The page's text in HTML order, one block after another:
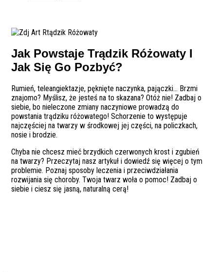
Jak Powstaje Trądzik Różowaty I
Jak Się Go Pozbyć?
Rumień, teleangiektazje, pęknięte naczynka, pajączki… Brzmi
znajomo? Myślisz, że jesteś na to skazana? Otóż nie! Zadbaj o
siebie, bo nieleczone zmiany naczyniowe prowadzą do
powstania trądziku różowatego! Schorzenie to występuje
najczęściej na twarzy w środkowej jej części, na policzkach,
nosie i brodzie.
Chyba nie chcesz mieć brzydkich czerwonych krost i zgubień
na twarzy? Przeczytaj nasz artykuł i dowiedź się więcej o tym
problemie. Poznaj sposoby leczenia i przeciwdziałania
rozwijania się choroby. Twoja twarz woła o pomoc! Zadbaj o
siebie i ciesz się jasną, naturalną cerą!